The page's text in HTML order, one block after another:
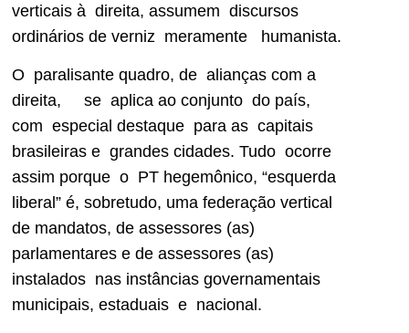
verticais à direita, assumem discursos
ordinários de verniz meramente humanista.
O paralisante quadro, de alianças com a
direita, se aplica ao conjunto do país,
com especial destaque para as capitais
brasileiras e grandes cidades. Tudo ocorre
assim porque o PT hegemônico, “esquerda
liberal” é, sobretudo, uma federação vertical
de mandatos, de assessores (as)
parlamentares e de assessores (as)
instalados nas instâncias governamentais
municipais, estaduais e nacional.